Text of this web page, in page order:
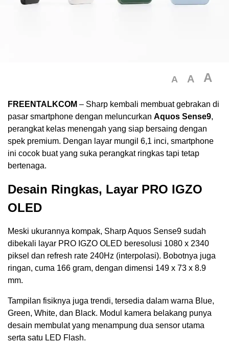
A A A
FREENTALKCOM – Sharp kembali membuat gebrakan di
pasar smartphone dengan meluncurkan Aquos Sense9,
perangkat kelas menengah yang siap bersaing dengan
spek premium. Dengan layar mungil 6,1 inci, smartphone
ini cocok buat yang suka perangkat ringkas tapi tetap
bertenaga.
Desain Ringkas, Layar PRO IGZO
OLED
Meski ukurannya kompak, Sharp Aquos Sense9 sudah
dibekali layar PRO IGZO OLED beresolusi 1080 x 2340
piksel dan refresh rate 240Hz (interpolasi). Bobotnya juga
ringan, cuma 166 gram, dengan dimensi 149 x 73 x 8.9
mm.
Tampilan fisiknya juga trendi, tersedia dalam warna Blue,
Green, White, dan Black. Modul kamera belakang punya
desain membulat yang menampung dua sensor utama
serta satu LED Flash.